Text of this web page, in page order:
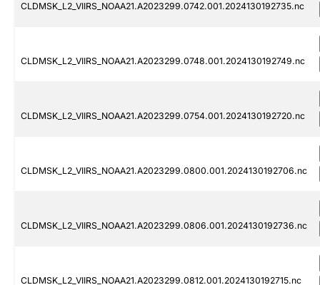
CLDMSK_L2_VIIRS_NOAA21.A2023299.0742.001.2024130192735.nc
CLDMSK_L2_VIIRS_NOAA21.A2023299.0748.001.2024130192749.nc
CLDMSK_L2_VIIRS_NOAA21.A2023299.0754.001.2024130192720.nc
CLDMSK_L2_VIIRS_NOAA21.A2023299.0800.001.2024130192706.nc
CLDMSK_L2_VIIRS_NOAA21.A2023299.0806.001.2024130192736.nc
CLDMSK_L2_VIIRS_NOAA21.A2023299.0812.001.2024130192715.nc